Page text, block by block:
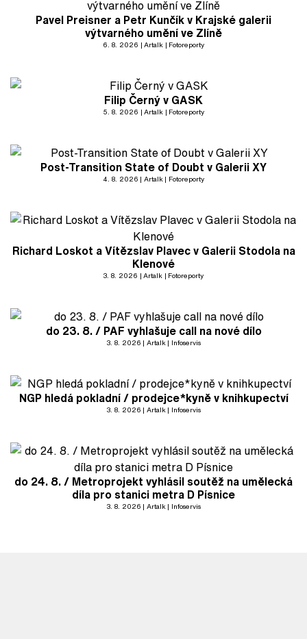
Pavel Preisner a Petr Kunčík v Krajské galerii
výtvarného umění ve Zlíně
6. 8. 2026 Artalk Fotoreporty
Filip Černý v GASK
5. 8. 2026 Artalk Fotoreporty
Post-Transition State of Doubt v Galerii XY
4. 8. 2026 Artalk Fotoreporty
Richard Loskot a Vítězslav Plavec v Galerii Stodola na
Klenové
3. 8. 2026 Artalk Fotoreporty
do 23. 8. / PAF vyhlašuje call na nové dílo
3. 8. 2026 Artalk Infoservis
NGP hledá pokladní / prodejce*kyně v knihkupectví
3. 8. 2026 Artalk Infoservis
do 24. 8. / Metroprojekt vyhlásil soutěž na umělecká
díla pro stanici metra D Písnice
3. 8. 2026 Artalk Infoservis